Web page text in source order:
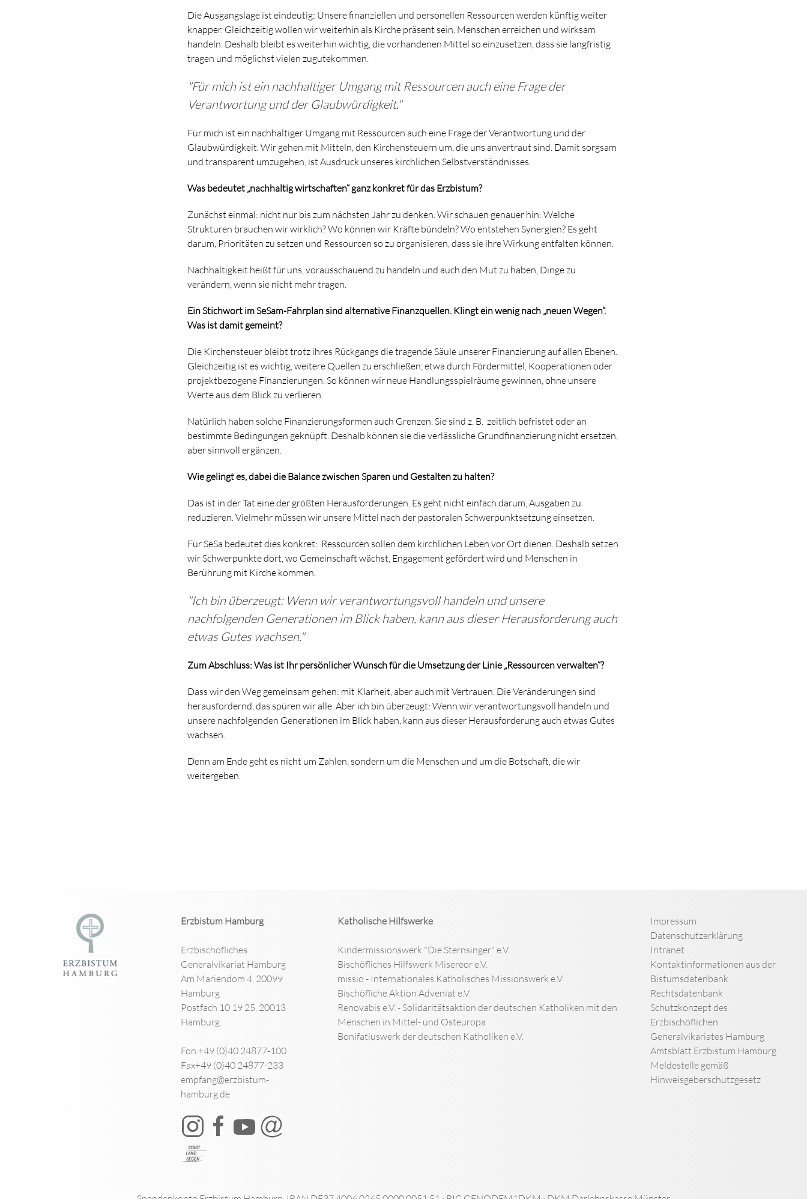
Die Ausgangslage ist eindeutig: Unsere finanziellen und personellen Ressourcen werden künftig weiter
knapper. Gleichzeitig wollen wir weiterhin als Kirche präsent sein, Menschen erreichen und wirksam
handeln. Deshalb bleibt es weiterhin wichtig, die vorhandenen Mittel so einzusetzen, dass sie langfristig
tragen und möglichst vielen zugutekommen.
"Für mich ist ein nachhaltiger Umgang mit Ressourcen auch eine Frage der
Verantwortung und der Glaubwürdigkeit."
Für mich ist ein nachhaltiger Umgang mit Ressourcen auch eine Frage der Verantwortung und der
Glaubwürdigkeit. Wir gehen mit Mitteln, den Kirchensteuern um, die uns anvertraut sind. Damit sorgsam
und transparent umzugehen, ist Ausdruck unseres kirchlichen Selbstverständnisses.
Was bedeutet „nachhaltig wirtschaften“ ganz konkret für das Erzbistum?
Zunächst einmal: nicht nur bis zum nächsten Jahr zu denken. Wir schauen genauer hin: Welche
Strukturen brauchen wir wirklich? Wo können wir Kräfte bündeln? Wo entstehen Synergien? Es geht
darum, Prioritäten zu setzen und Ressourcen so zu organisieren, dass sie ihre Wirkung entfalten können.
Nachhaltigkeit heißt für uns, vorausschauend zu handeln und auch den Mut zu haben, Dinge zu
verändern, wenn sie nicht mehr tragen.
Ein Stichwort im SeSam-Fahrplan sind alternative Finanzquellen. Klingt ein wenig nach „neuen Wegen“.
Was ist damit gemeint?
Die Kirchensteuer bleibt trotz ihres Rückgangs die tragende Säule unserer Finanzierung auf allen Ebenen.
Gleichzeitig ist es wichtig, weitere Quellen zu erschließen, etwa durch Fördermittel, Kooperationen oder
projektbezogene Finanzierungen. So können wir neue Handlungsspielräume gewinnen, ohne unsere
Werte aus dem Blick zu verlieren.
Natürlich haben solche Finanzierungsformen auch Grenzen. Sie sind z. B. zeitlich befristet oder an
bestimmte Bedingungen geknüpft. Deshalb können sie die verlässliche Grundfinanzierung nicht ersetzen,
aber sinnvoll ergänzen.
Wie gelingt es, dabei die Balance zwischen Sparen und Gestalten zu halten?
Das ist in der Tat eine der größten Herausforderungen. Es geht nicht einfach darum, Ausgaben zu
reduzieren. Vielmehr müssen wir unsere Mittel nach der pastoralen Schwerpunktsetzung einsetzen.
Für SeSa bedeutet dies konkret: Ressourcen sollen dem kirchlichen Leben vor Ort dienen. Deshalb setzen
wir Schwerpunkte dort, wo Gemeinschaft wächst, Engagement gefördert wird und Menschen in
Berührung mit Kirche kommen.
"Ich bin überzeugt: Wenn wir verantwortungsvoll handeln und unsere
nachfolgenden Generationen im Blick haben, kann aus dieser Herausforderung auch
etwas Gutes wachsen."
Zum Abschluss: Was ist Ihr persönlicher Wunsch für die Umsetzung der Linie „Ressourcen verwalten“?
Dass wir den Weg gemeinsam gehen: mit Klarheit, aber auch mit Vertrauen. Die Veränderungen sind
herausfordernd, das spüren wir alle. Aber ich bin überzeugt: Wenn wir verantwortungsvoll handeln und
unsere nachfolgenden Generationen im Blick haben, kann aus dieser Herausforderung auch etwas Gutes
wachsen.
Denn am Ende geht es nicht um Zahlen, sondern um die Menschen und um die Botschaft, die wir
weitergeben.
Erzbistum Hamburg
Erzbischöfliches
Generalvikariat Hamburg
Am Mariendom 4, 20099
Hamburg
Postfach 10 19 25, 20013
Hamburg
Fon +49 (0)40 24877-100
Fax+49 (0)40 24877-233
empfang@erzbistum-
hamburg.de
Katholische Hilfswerke
Kindermissionswerk "Die Sternsinger" e.V.
Bischöfliches Hilfswerk Misereor e.V.
missio - Internationales Katholisches Missionswerk e.V.
Bischöfliche Aktion Adveniat e.V.
Renovabis e.V. - Solidaritätsaktion der deutschen Katholiken mit den
Menschen in Mittel- und Osteuropa
Bonifatiuswerk der deutschen Katholiken e.V.
Impressum
Datenschutzerklärung
Intranet
Kontaktinformationen aus der
Bistumsdatenbank
Rechtsdatenbank
Schutzkonzept des
Erzbischöflichen
Generalvikariates Hamburg
Amtsblatt Erzbistum Hamburg
Meldestelle gemäß
Hinweisgeberschutzgesetz